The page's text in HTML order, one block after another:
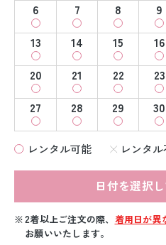
6
7 8 9
13
14 15 16
20
21 22 23
27
28 29 30
レンタル可能 レンタ
日付を選択
2着以上ご注文の際、 着用日が異
お願いいたします。